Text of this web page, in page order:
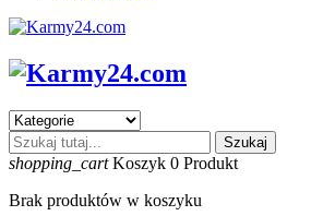
Szukaj
shopping_cart Koszyk 0 Produkt
Brak produktów w koszyku